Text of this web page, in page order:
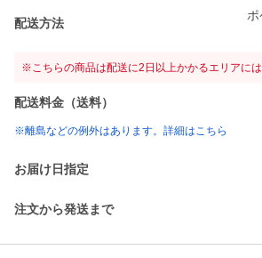
配送方法
※こちらの商品は配送に2日以上かかるエリアに
配送料金（送料）
※離島などの例外はあります。詳細はこちら
お届け日指定
注文から発送まで